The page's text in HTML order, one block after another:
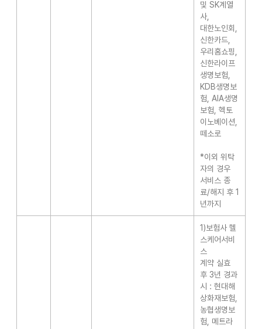
및 SK계열
사,
대한노인회,
신한카드,
우리홈쇼핑,
신한라이프
생명보험,
KDB생명보
험, AIA생명
보험, 헥토
이노베이션,
떼소로
*이외 위탁
자의 경우
서비스 종
료/해지 후 1
년까지
1)보험사 헬
스케어서비
스
계약 실효
후 3년 경과
시 : 현대해
상화재보험,
농협생명보
험, 메트라